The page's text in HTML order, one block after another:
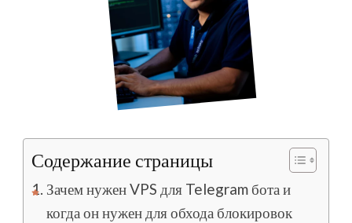
Содержание страницы
Зачем нужен VPS для Telegram бота и
когда он нужен для обхода блокировок